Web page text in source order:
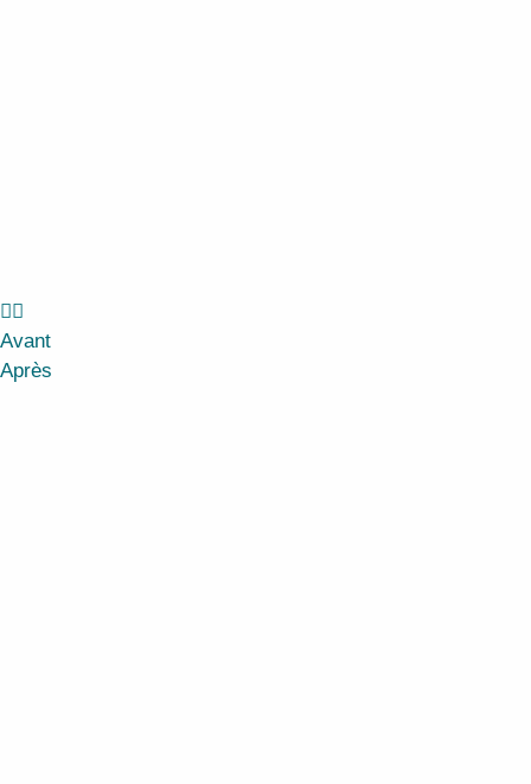
Avant
Après